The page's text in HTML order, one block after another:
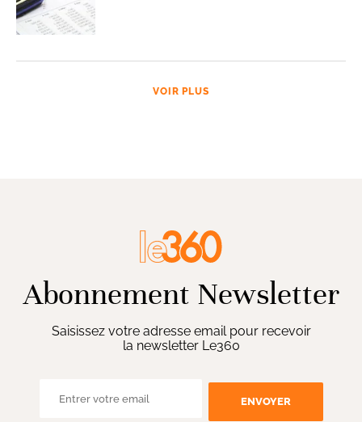
VOIR PLUS
Abonnement Newsletter
Saisissez votre adresse email pour recevoir
la newsletter Le360
ENVOYER